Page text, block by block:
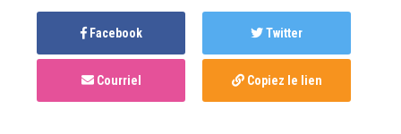
Facebook Twitter
Courriel Copiez le lien